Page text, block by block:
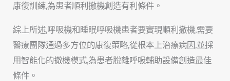
康復訓練,為患者順利撤機創造有利條件。
綜上所述,呼吸機和睡眠呼吸機患者要實現順利撤機,需要
醫療團隊通過多方位的康復策略,從根本上治療病因,並採
用智能化的撤機模式,為患者脫離呼吸輔助設備創造最佳
條件。